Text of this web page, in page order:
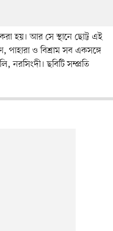
হয়। আর সে স্থানে ছোট্ট এই
পাহারা ও বিশ্রাম সব একসঙ্গে
নরসিংদী। ছবিটি সম্প্রতি